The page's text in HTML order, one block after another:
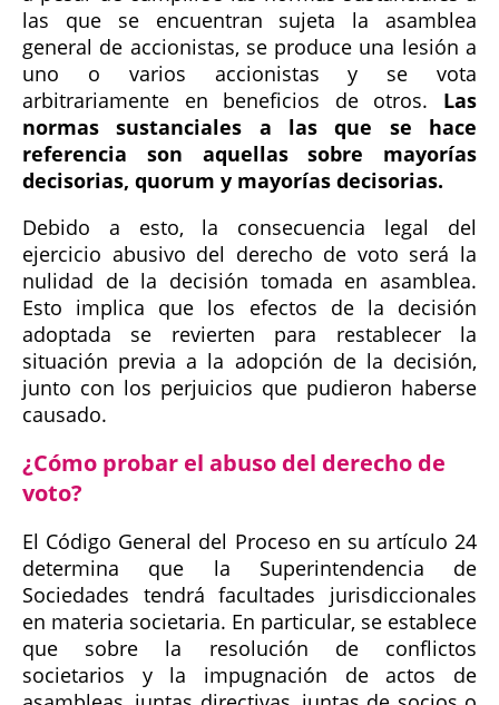
las que se encuentran sujeta la asamblea
general de accionistas, se produce una lesión a
uno o varios accionistas y se vota
arbitrariamente en beneficios de otros. Las
normas sustanciales a las que se hace
referencia son aquellas sobre mayorías
decisorias, quorum y mayorías decisorias.
Debido a esto, la consecuencia legal del
ejercicio abusivo del derecho de voto será la
nulidad de la decisión tomada en asamblea.
Esto implica que los efectos de la decisión
adoptada se revierten para restablecer la
situación previa a la adopción de la decisión,
junto con los perjuicios que pudieron haberse
causado.
¿Cómo probar el abuso del derecho de
voto?
El Código General del Proceso en su artículo 24
determina que la Superintendencia de
Sociedades tendrá facultades jurisdiccionales
en materia societaria. En particular, se establece
que sobre la resolución de conflictos
societarios y la impugnación de actos de